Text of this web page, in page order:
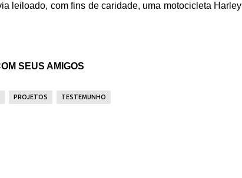
leiloado, com fins de caridade, uma motocicleta Harley
SEUS AMIGOS
PROJETOS TESTEMUNHO